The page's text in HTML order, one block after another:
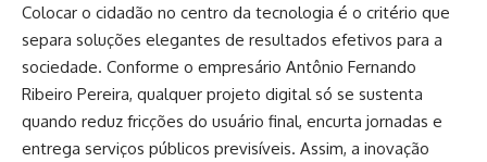
Colocar o cidadão no centro da tecnologia é o critério que
separa soluções elegantes de resultados efetivos para a
sociedade. Conforme o empresário Antônio Fernando
Ribeiro Pereira, qualquer projeto digital só se sustenta
quando reduz fricções do usuário final, encurta jornadas e
entrega serviços públicos previsíveis. Assim, a inovação